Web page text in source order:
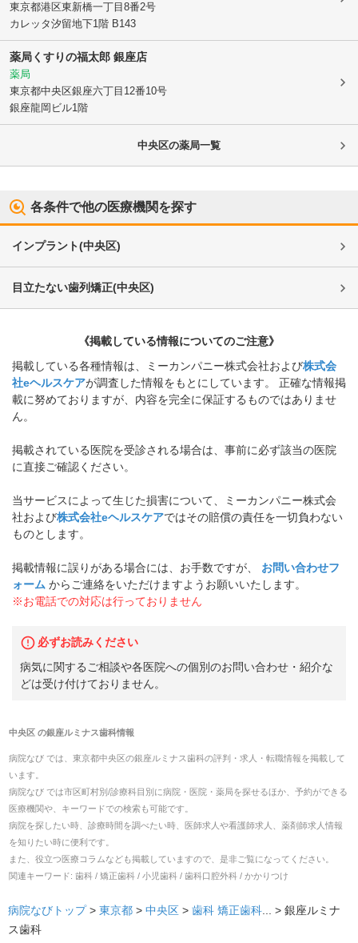
東京都港区東新橋一丁目8番2号
カレッタ汐留地下1階 B143
薬局くすりの福太郎 銀座店
薬局
東京都中央区銀座六丁目12番10号
銀座龍岡ビル1階
中央区の薬局一覧
各条件で他の医療機関を探す
インプラント(中央区)
目立たない歯列矯正(中央区)
《掲載している情報についてのご注意》
掲載している各種情報は、ミーカンパニー株式会社および株式会
社eヘルスケアが調査した情報をもとにしています。 正確な情報掲
載に努めておりますが、内容を完全に保証するものではありませ
ん。
掲載されている医院を受診される場合は、事前に必ず該当の医院
に直接ご確認ください。
当サービスによって生じた損害について、ミーカンパニー株式会
社および株式会社eヘルスケアではその賠償の責任を一切負わない
ものとします。
掲載情報に誤りがある場合には、お手数ですが、
お問い合わせフ
ォーム からご連絡をいただけますようお願いいたします。
※お電話での対応は行っておりません
必ずお読みください
病気に関するご相談や各医院への個別のお問い合わせ・紹介な
どは受け付けておりません。
中央区 の銀座ルミナス歯科情報
病院なび では、 東京都中央区の銀座ルミナス歯科の評判・求人・転職情報を掲載して
います。
病院なび では市区町村別/診療科目別に病院・医院・薬局を探せるほか、予約ができる
医療機関や、キーワードでの検索も可能です。
病院を探したい時、診療時間を調べたい時、医師求人や看護師求人、薬剤師求人情報
を知りたい時に便利です。
また、役立つ医療コラムなども掲載していますので、是非ご覧になってください。
関連キーワード: 歯科 / 矯正歯科 / 小児歯科 / 歯科口腔外科 / かかりつけ
病院なびトップ > 東京都 > 中央区 > 歯科 矯正歯科 ... > 銀座ルミナ
ス歯科